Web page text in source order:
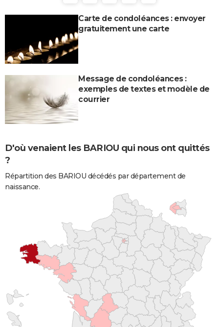
Carte de condoléances : envoyer
gratuitement une carte
Message de condoléances :
exemples de textes et modèle de
courrier
D'où venaient les BARIOU qui nous ont quittés
?
Répartition des BARIOU décédés par département de
naissance.